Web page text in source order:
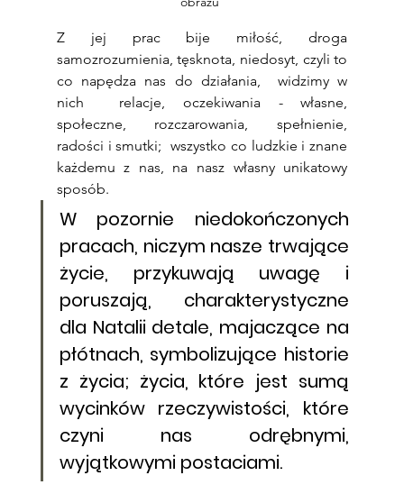
Z jej prac bije miłość, droga
samozrozumienia, tęsknota, niedosyt, czyli to
co napędza nas do działania,  widzimy w
nich  relacje, oczekiwania - własne,
społeczne, rozczarowania, spełnienie,
radości i smutki;  wszystko co ludzkie i znane
każdemu z nas, na nasz własny unikatowy
sposób.
W pozornie niedokończonych
pracach, niczym nasze trwające
życie, przykuwają uwagę i
poruszają, charakterystyczne
dla Natalii detale, majaczące na
płótnach, symbolizujące historie
z życia; życia, które jest sumą
wycinków rzeczywistości, które
czyni nas odrębnymi,
wyjątkowymi postaciami.